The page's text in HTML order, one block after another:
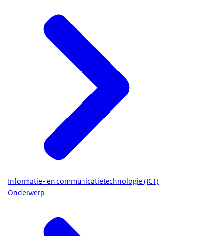
Informatie- en communicatietechnologie (ICT)
Onderwerp